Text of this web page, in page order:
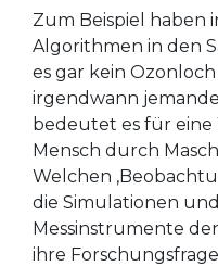
Zum Beispiel haben
Algorithmen in den
es gar kein
irgendwann
bedeutet es für eine
Mensch durch
Welchen
die Simulationen
Messinstrumente
ihre